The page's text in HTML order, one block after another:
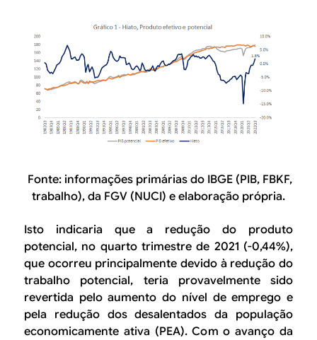
Fonte: informações primárias do IBGE (PIB, FBKF,
trabalho), da FGV (NUCI) e elaboração própria.
Isto indicaria que a redução do produto
potencial, no quarto trimestre de 2021 (-0,44%),
que ocorreu principalmente devido à redução do
trabalho potencial, teria provavelmente sido
revertida pelo aumento do nível de emprego e
pela redução dos desalentados da população
economicamente ativa (PEA). Com o avanço da